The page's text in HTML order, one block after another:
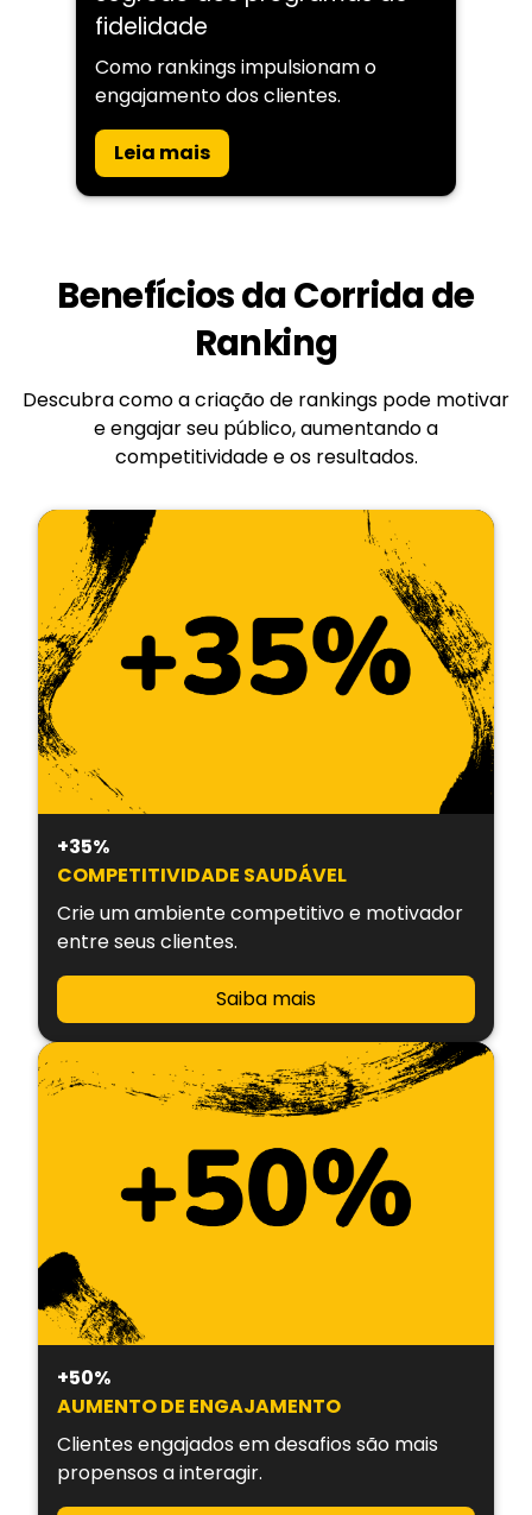
fidelidade
Como rankings impulsionam o
engajamento dos clientes.
Leia mais
Benefícios da Corrida de
Ranking
Descubra como a criação de rankings pode motivar
e engajar seu público, aumentando a
competitividade e os resultados.
+35%
COMPETITIVIDADE SAUDÁVEL
Crie um ambiente competitivo e motivador
entre seus clientes.
Saiba mais
+50%
AUMENTO DE ENGAJAMENTO
Clientes engajados em desafios são mais
propensos a interagir.